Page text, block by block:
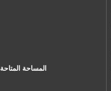
المساحة المتاحة